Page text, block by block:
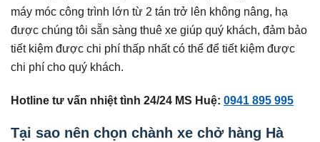
máy móc công trình lớn từ 2 tán trở lên không nâng, hạ
được chúng tôi sẵn sàng thuê xe giúp quý khách, đảm bảo
tiết kiệm được chi phí thấp nhất có thể để tiết kiệm được
chi phí cho quý khách.
Hotline tư vấn nhiệt tình 24/24 MS Huệ: 0941 895 995
Tại sao nên chọn chành xe chở hàng Hà